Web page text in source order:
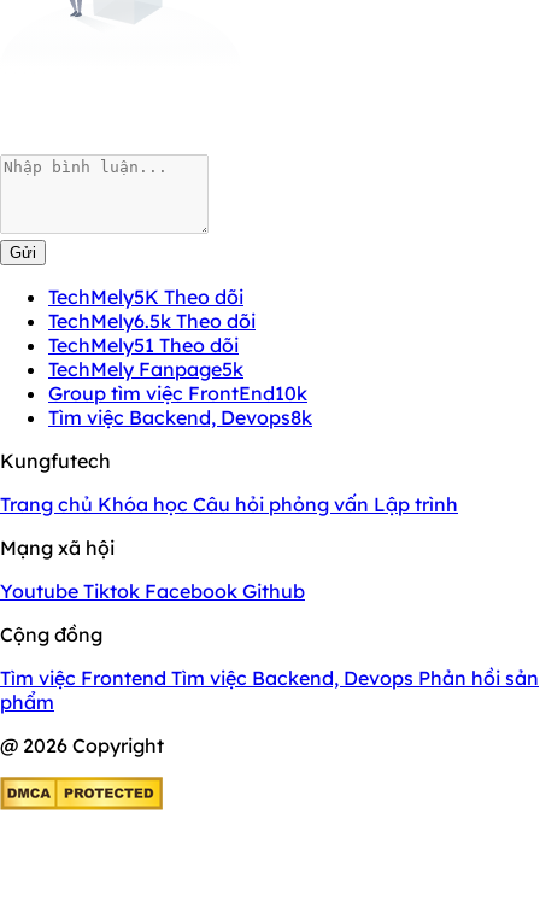
Gửi
TechMely5K Theo dõi
TechMely6.5k Theo dõi
TechMely51 Theo dõi
TechMely Fanpage5k
Group tìm việc FrontEnd10k
Tìm việc Backend, Devops8k
Kungfutech
Trang chủ Khóa học Câu hỏi phỏng vấn Lập trình
Mạng xã hội
Youtube Tiktok Facebook Github
Cộng đồng
Tìm việc Frontend Tìm việc Backend, Devops Phản hồi sản
phẩm
@ 2026 Copyright